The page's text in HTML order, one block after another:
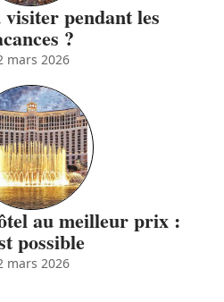
pendant les
?
mars 2026
au meilleur prix :
possible
mars 2026